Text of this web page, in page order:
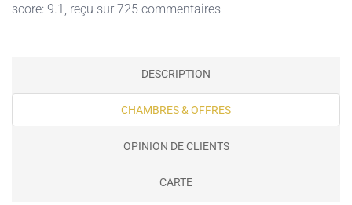
score: 9.1, reçu sur 725 commentaires
DESCRIPTION
CHAMBRES & OFFRES
OPINION DE CLIENTS
CARTE